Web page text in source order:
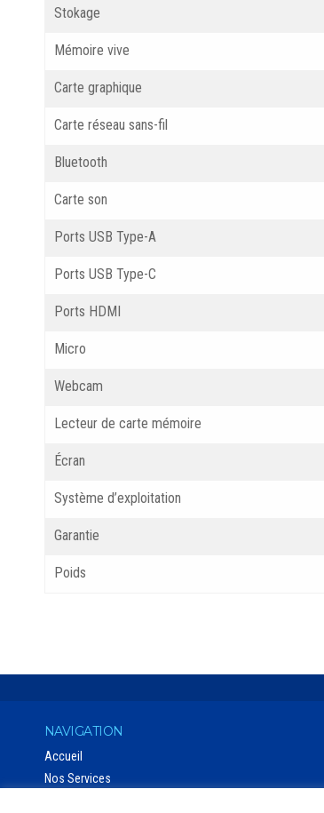
Stokage
Mémoire vive
Carte graphique
Carte réseau sans-fil
Bluetooth
Carte son
Ports USB Type-A
Ports USB Type-C
Ports HDMI
Micro
Webcam
Lecteur de carte mémoire
Écran
Système d’exploitation
Garantie
Poids
NAVIGATION
Accueil
Nos Services